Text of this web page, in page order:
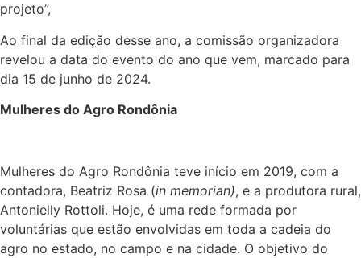
projeto”,
Ao final da edição desse ano, a comissão organizadora
revelou a data do evento do ano que vem, marcado para
dia 15 de junho de 2024.
Mulheres do Agro Rondônia
Mulheres do Agro Rondônia teve início em 2019, com a
contadora, Beatriz Rosa (in memorian), e a produtora rural,
Antonielly Rottoli. Hoje, é uma rede formada por
voluntárias que estão envolvidas em toda a cadeia do
agro no estado, no campo e na cidade. O objetivo do